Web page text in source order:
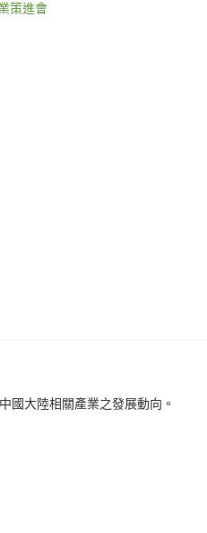
策進會
國大陸相關產業之發展動向。